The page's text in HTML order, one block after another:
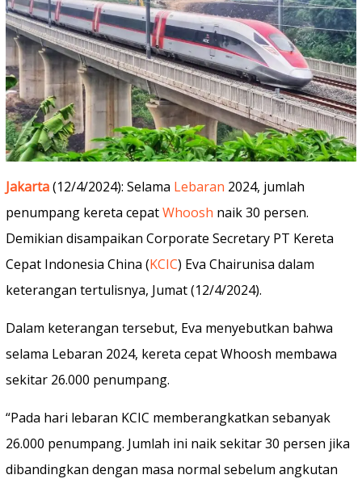
Jakarta(12/4/2024): Selama Lebaran 2024, jumlah
penumpang kereta cepatWhoosh naik 30 persen.
Demikian disampaikan Corporate Secretary PT Kereta
Cepat Indonesia China (KCIC) Eva Chairunisa dalam
keterangan tertulisnya, Jumat (12/4/2024).
Dalam keterangan tersebut, Eva menyebutkan bahwa
selama Lebaran 2024, kereta cepat Whoosh membawa
sekitar 26.000 penumpang.
“Pada hari lebaran KCIC memberangkatkan sebanyak
26.000 penumpang. Jumlah ini naik sekitar 30 persen jika
dibandingkan dengan masa normal sebelum angkutan